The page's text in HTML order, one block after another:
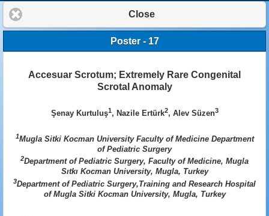
Close
Poster - 17
Accesuar Scrotum; Extremely Rare Congenital
Scrotal Anomaly
Şenay Kurtuluş1, Nazile Ertürk2, Alev Süzen3
1Mugla Sitki Kocman University Faculty of Medicine Department
of Pediatric Surgery
2Department of Pediatric Surgery, Faculty of Medicine, Mugla
Sıtkı Kocman University, Mugla, Turkey
3Department of Pediatric Surgery,Training and Research Hospital
of Mugla Sitki Kocman University, Mugla, Turkey